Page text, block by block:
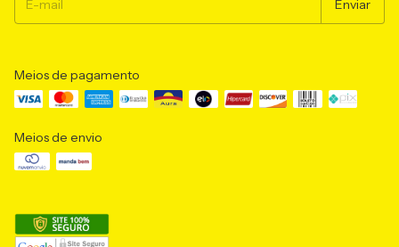
Meios de pagamento
Meios de envio